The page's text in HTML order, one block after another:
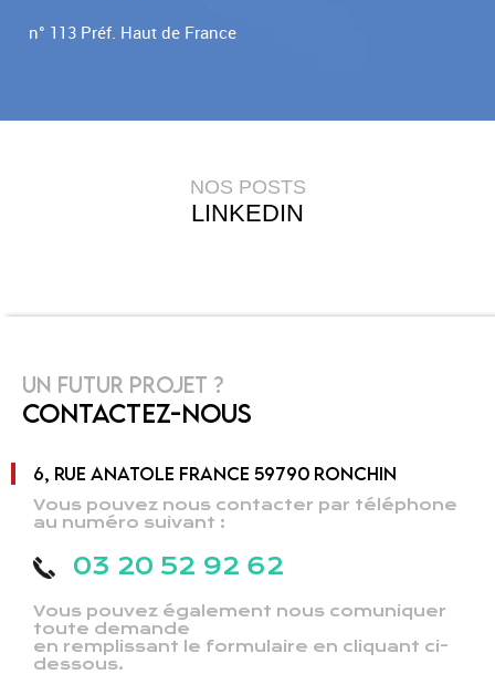
n° 113 Préf. Haut de France
NOS POSTS
LINKEDIN
UN FUTUR PROJET ?
CONTACTEZ-NOUS
6, RUE ANATOLE FRANCE 59790 RONCHIN
Vous pouvez nous contacter par téléphone
au numéro suivant :
03 20 52 92 62
Vous pouvez également nous comuniquer
toute demande
en remplissant le formulaire en cliquant ci-
dessous.